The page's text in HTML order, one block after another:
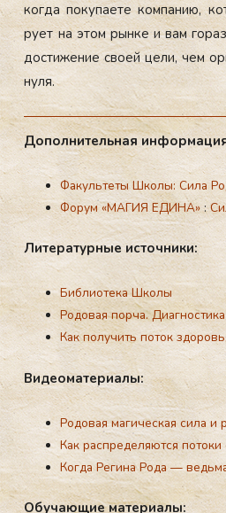
ког­да по­купа­ете ком­па­нию,
ру­ет на этом рын­ке и вам
дос­ти­жение сво­ей це­ли, чем
ну­ля.
До­пол­ни­тель­ная
Факультеты Школы: Сила
Форум «МАГИЯ ЕДИНА»:
Ли­те­ра­тур­ные ис­точ­ни­ки:
Библиотека Школы
Родовая порча. Диагностика
Как получить поток
Ви­де­ома­те­ри­алы:
Родовая магическая сила
Как распределяются потоки
Когда Регина Рода —
Обу­ча­ющие ма­те­ри­алы: